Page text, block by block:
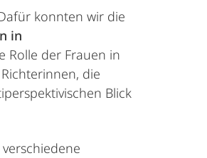
konnten wir die
in
Rolle der Frauen in
die
Blick